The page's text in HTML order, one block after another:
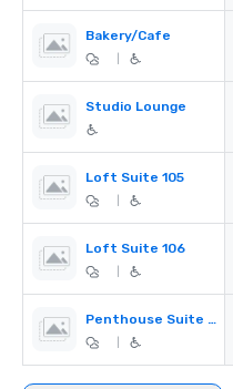
Bakery/Cafe
Studio Lounge
Loft Suite 105
Loft Suite 106
Penthouse Suite 332